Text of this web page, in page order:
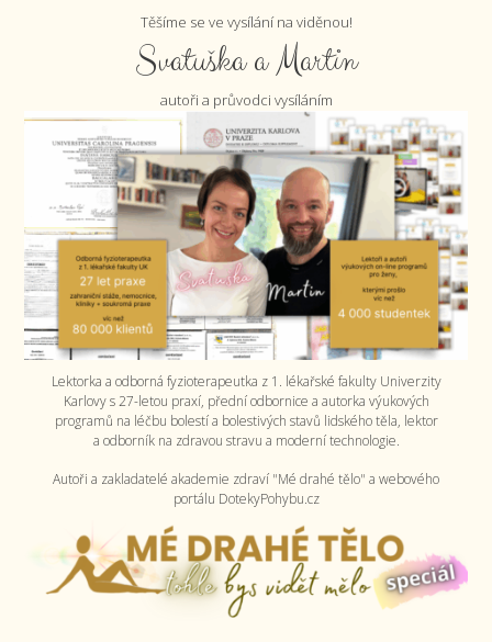
Těšíme se ve vysílání na viděnou!
Svatuška a Martin
autoři a průvodci vysíláním
Lektorka a odborná fyzioterapeutka z 1. lékařské fakulty Univerzity
Karlovy s 27-letou praxí, přední odbornice a autorka výukových
programů na léčbu bolestí a bolestivých stavů lidského těla, lektor
a odborník na zdravou stravu a moderní technologie.
Autoři a zakladatelé akademie zdraví "Mé drahé tělo" a webového
portálu DotekyPohybu.cz